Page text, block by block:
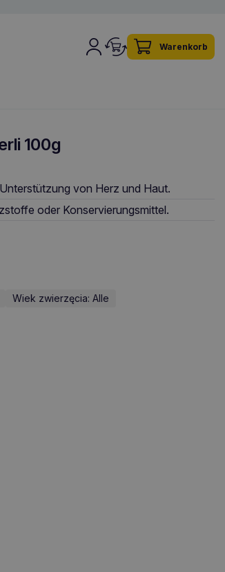
Warenkorb
100g
von Herz und Haut.
oder Konservierungsmittel.
Wiek zwierzęcia: Alle